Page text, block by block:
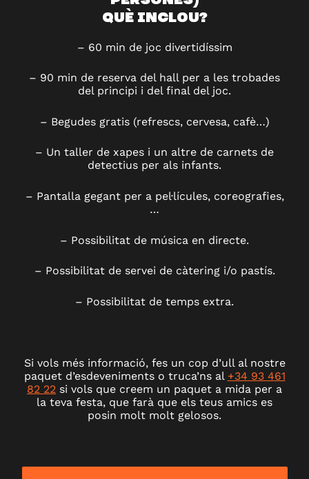
QUÈ INCLOU?
– 60 min de joc divertidíssim
– 90 min de reserva del hall per a les trobades
del principi i del final del joc.
– Begudes gratis (refrescs, cervesa, cafè…)
– Un taller de xapes i un altre de carnets de
detectius per als infants.
– Pantalla gegant per a pel·lícules, coreografies,
…
– Possibilitat de música en directe.
– Possibilitat de servei de càtering i/o pastís.
– Possibilitat de temps extra.
Si vols més informació, fes un cop d’ull al nostre
paquet d’esdeveniments o truca’ns al +34 93 461
82 22 si vols que creem un paquet a mida per a
la teva festa, que farà que els teus amics es
posin molt molt gelosos.